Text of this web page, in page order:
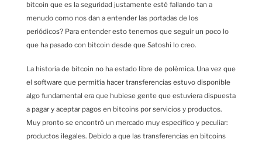
bitcoin que es la seguridad justamente esté fallando tan a
menudo como nos dan a entender las portadas de los
periódicos? Para entender esto tenemos que seguir un poco lo
que ha pasado con bitcoin desde que Satoshi lo creo.
La historia de bitcoin no ha estado libre de polémica. Una vez que
el software que permitía hacer transferencias estuvo disponible
algo fundamental era que hubiese gente que estuviera dispuesta
a pagar y aceptar pagos en bitcoins por servicios y productos.
Muy pronto se encontró un mercado muy específico y peculiar:
productos ilegales. Debido a que las transferencias en bitcoins